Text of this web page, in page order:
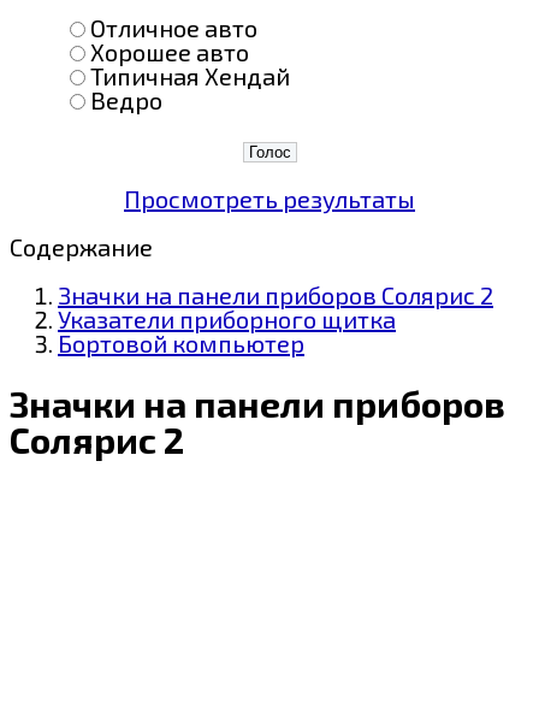
Отличное авто
Хорошее авто
Типичная Хендай
Ведро
Просмотреть результаты
Содержание
Значки на панели приборов Солярис 2
Указатели приборного щитка
Бортовой компьютер
Значки на панели приборов
Солярис 2